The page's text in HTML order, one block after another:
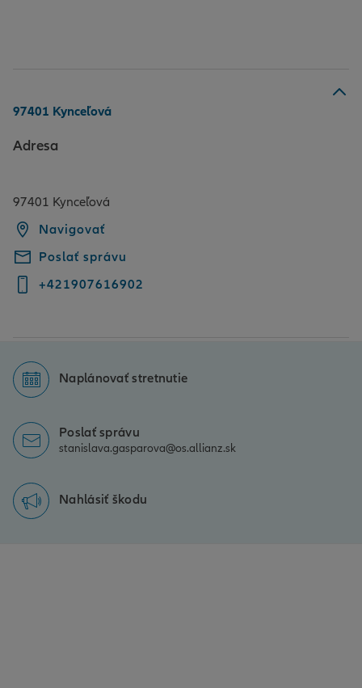
97401 Kynceľová
Adresa
97401 Kynceľová
Navigovať
Poslať správu
+421907616902
Naplánovať stretnutie
Poslať správu
stanislava.gasparova@os.allianz.sk
Nahlásiť škodu